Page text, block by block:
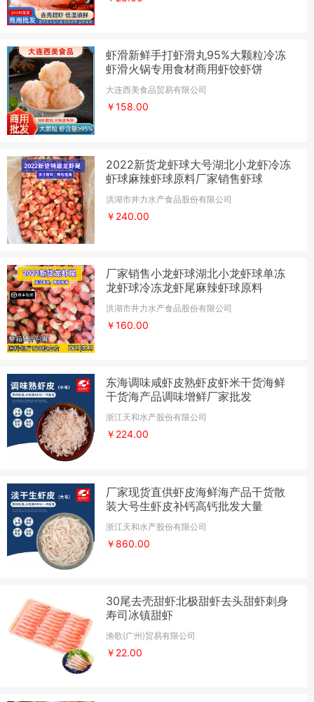
虾滑新鲜手打虾滑丸95%大颗粒冷冻
虾滑火锅专用食材商用虾饺虾饼
大连西美食品贸易有限公司
￥158.00
2022新货龙虾球大号湖北小龙虾冷冻
虾球麻辣虾球原料厂家销售虾球
洪湖市井力水产食品股份有限公司
￥240.00
厂家销售小龙虾球湖北小龙虾球单冻
龙虾球冷冻龙虾尾麻辣虾球原料
洪湖市井力水产食品股份有限公司
￥160.00
东海调味咸虾皮熟虾皮虾米干货海鲜
干货海产品调味增鲜厂家批发
浙江天和水产股份有限公司
￥224.00
厂家现货直供虾皮海鲜海产品干货散
装大号生虾皮补钙高钙批发大量
浙江天和水产股份有限公司
￥860.00
30尾去壳甜虾北极甜虾去头甜虾刺身
寿司冰镇甜虾
渔歌(广州)贸易有限公司
￥22.00